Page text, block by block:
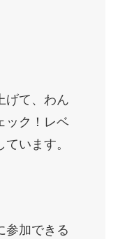
げて、わん
ック！レベ
います。
参加できる